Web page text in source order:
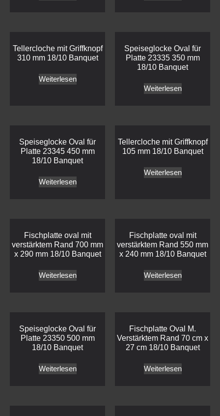
Tellercloche mit Griffknopf
310 mm 18/10 Banquet
Weiterlesen
Speiseglocke Oval für
Platte 23335 350 mm
18/10 Banquet
Weiterlesen
Speiseglocke Oval für
Platte 23345 450 mm
18/10 Banquet
Weiterlesen
Tellercloche mit Griffknopf
105 mm 18/10 Banquet
Weiterlesen
Fischplatte oval mit
verstärktem Rand 700 mm
x 290 mm 18/10 Banquet
Weiterlesen
Fischplatte oval mit
verstärktem Rand 550 mm
x 240 mm 18/10 Banquet
Weiterlesen
Speiseglocke Oval für
Platte 23350 500 mm
18/10 Banquet
Weiterlesen
Fischplatte Oval M.
Verstärktem Rand 70 cm x
27 cm 18/10 Banquet
Weiterlesen